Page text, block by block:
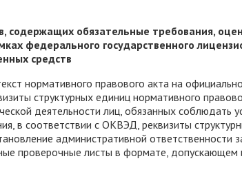
содержащих обязательные требования,
федерального государственного
средств
нормативного правового акта на
структурных единиц нормативного
деятельности лиц, обязанных соблюдать
в соответствии с ОКВЭД, реквизиты
административной ответственности
проверочные листы в формате, допускающем